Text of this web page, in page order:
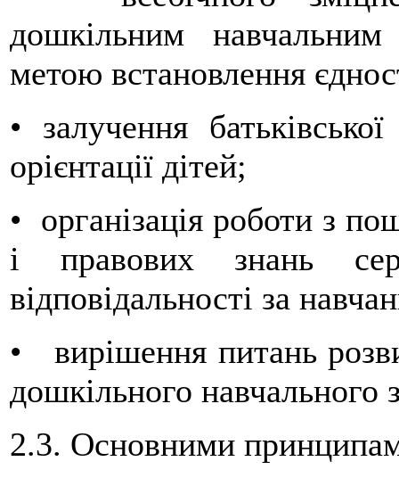
дошкільним
метою встановлення
• залучення
орієнтації дітей;
• організація роботи з
і правових знань
відповідальності за
• вирішення питань
дошкільного навчального
2.3. Основними